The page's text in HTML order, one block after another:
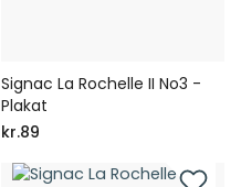
Signac La Rochelle II No3 -
Plakat
kr.89